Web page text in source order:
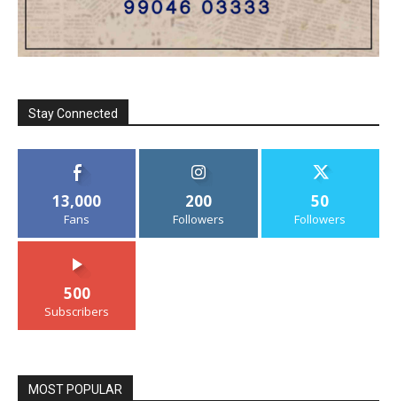
Stay Connected
13,000
Fans
200
Followers
50
Followers
500
Subscribers
MOST POPULAR